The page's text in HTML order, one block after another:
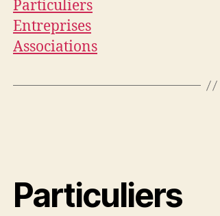
Particuliers
Entreprises
Associations
Particuliers